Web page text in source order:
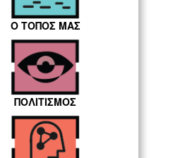
Ο ΤΟΠΟΣ ΜΑΣ
ΠΟΛΙΤΙΣΜΟΣ